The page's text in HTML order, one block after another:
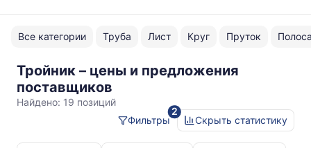
Все категории Труба Лист Круг Пруток
Тройник – цены и предложения
поставщиков
304
нержавейка
Найдено: 19 позиций
2
Фильтры
Скрыть статистику